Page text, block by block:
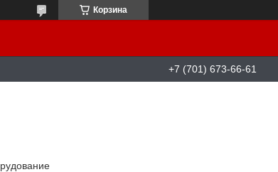
Корзина
+7 (701) 673-66-61